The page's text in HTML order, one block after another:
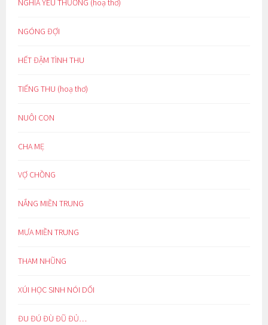
NGHĨA YÊU THƯƠNG (hoạ thơ)
NGÓNG ĐỢI
HẾT ĐẬM TÌNH THU
TIẾNG THU (hoạ thơ)
NUÔI CON
CHA MẸ
VỢ CHỒNG
NẮNG MIỀN TRUNG
MƯA MIỀN TRUNG
THAM NHŨNG
XÚI HỌC SINH NÓI DỐI
ĐU ĐÚ ĐÙ ĐŨ ĐỦ…